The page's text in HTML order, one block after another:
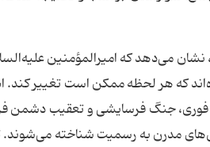
نشان می‌دهد که امیرالمؤمنین
که هر لحظه ممکن است تغییر
جنگ فرسایشی و تعقیب دشمن
مدرن به رسمیت شناخته می‌شوند.